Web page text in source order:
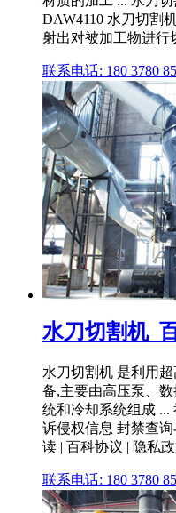
DAW4110 水刀切割
射出对被加工物进行
联系电话: 180 3780
水刀切割机_
水刀切割机 是利用
备,主要由高压泵、
统和冷却系统组成 ...
诉侵权信息 封禁查
读 | 百科协议 | 隐私
联系电话: 180 3780